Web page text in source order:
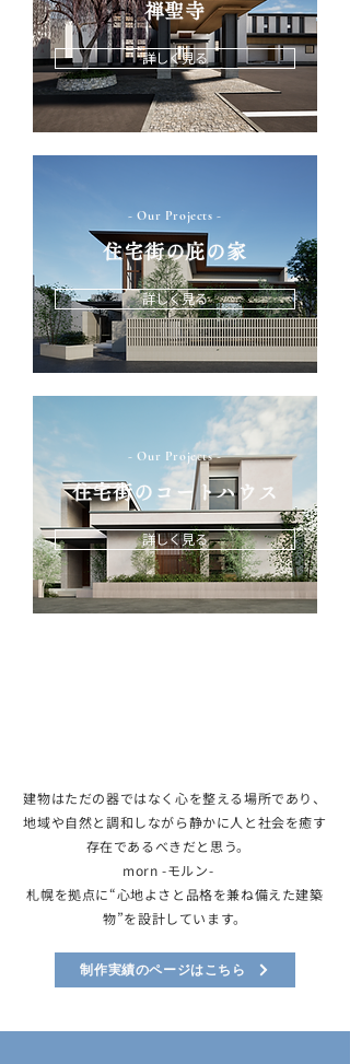
​禅聖寺
詳しく見る
- Our Projects -
住宅街の庇の家
詳しく見る
- Our Projects -
住宅街のコートハウス
詳しく見る
建物はただの器ではなく心を整える場所であり、
地域や自然と調和しながら静かに人と社会を癒す
存在であるべきだと思う。
morn -モルン-
札幌を拠点に“心地よさと品格を兼ね備えた建築
物”を設計しています。
制作実績のページはこちら